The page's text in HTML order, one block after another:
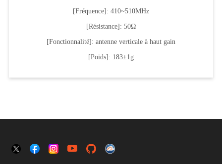
[Fréquence]: 410~510MHz
[Résistance]: 50Ω
[Fonctionnalité]: antenne verticale à haut gain
[Poids]: 183±1g